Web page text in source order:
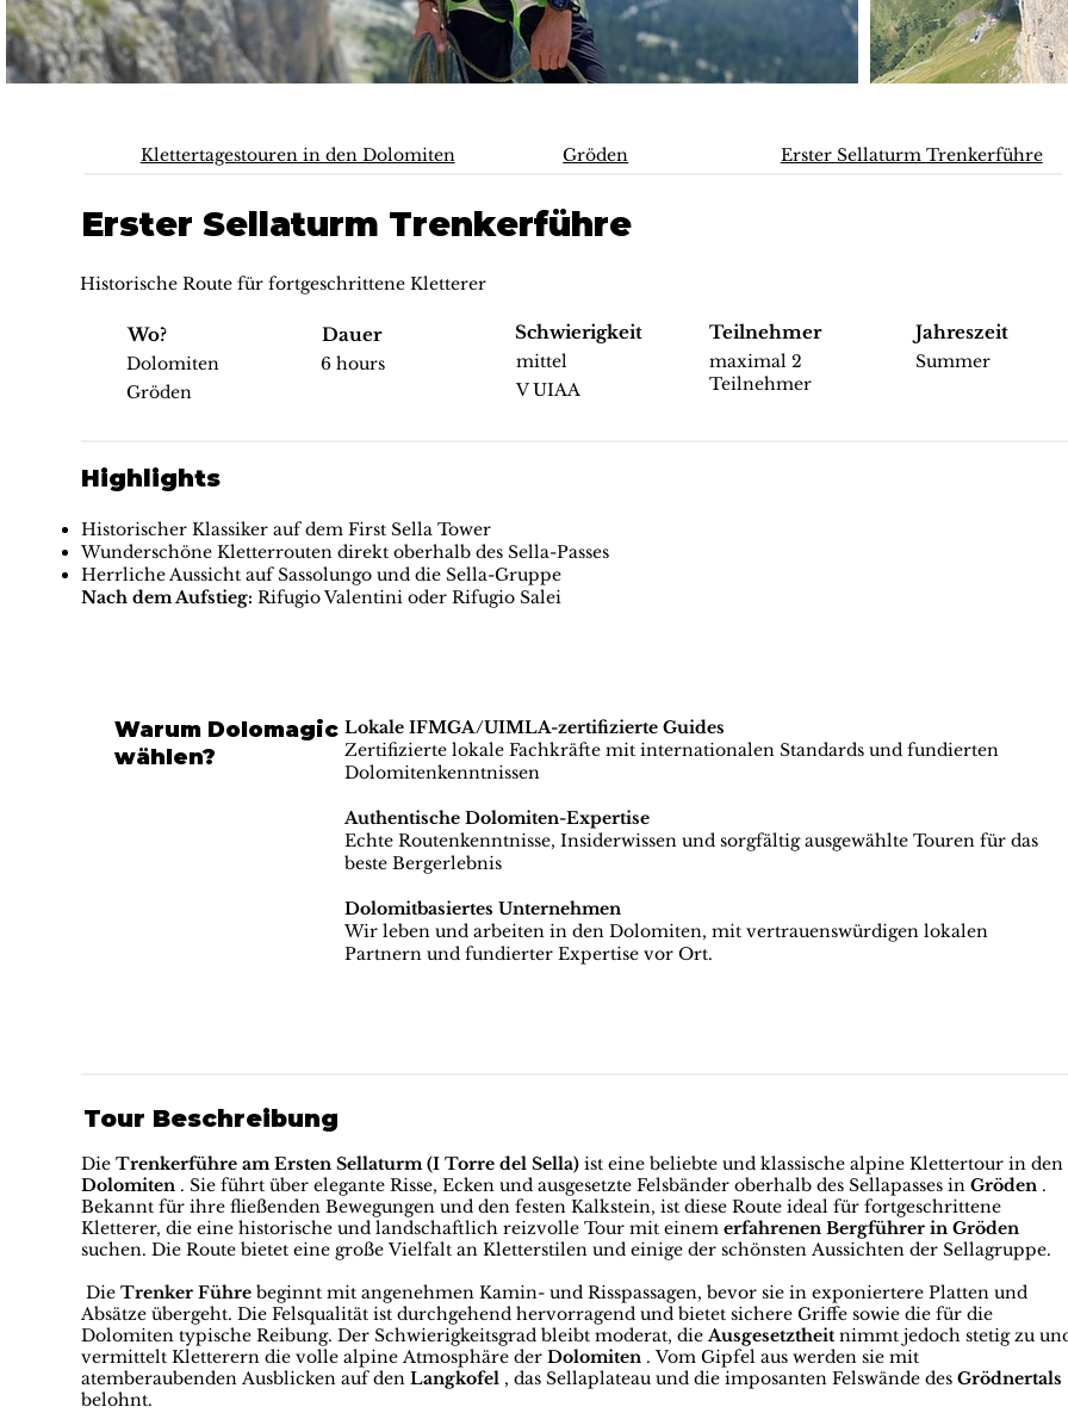
Klettertagestouren in den Dolomiten Gröden Erster Sellaturm Trenkerführe
Erster Sellaturm Trenkerführe
Historische Route für fortgeschrittene Kletterer
Wo?
Dolomiten
Gröden
Dauer
6 hours
Schwierigkeit
mittel
V UIAA
Teilnehmer
maximal 2
Teilnehmer
Jahreszeit
Summer
Highlights
Historischer Klassiker auf dem First Sella Tower
Wunderschöne Kletterrouten direkt oberhalb des Sella-Passes
Herrliche Aussicht auf Sassolungo und die Sella-Gruppe
Nach dem Aufstieg: Rifugio Valentini oder Rifugio Salei
Warum Dolomagic
wählen?
Lokale IFMGA/UIMLA-zertifizierte Guides
Zertifizierte lokale Fachkräfte mit internationalen Standards und fundierten
Dolomitenkenntnissen
Authentische Dolomiten-Expertise
Echte Routenkenntnisse, Insiderwissen und sorgfältig ausgewählte Touren für das
beste Bergerlebnis
Dolomitbasiertes Unternehmen
Wir leben und arbeiten in den Dolomiten, mit vertrauenswürdigen lokalen
Partnern und fundierter Expertise vor Ort.
Tour Beschreibung
DieTrenkerführe am Ersten Sellaturm (I Torre del Sella) ist eine beliebte und klassische alpine Klettertour in den
Dolomiten . Sie führt über elegante Risse, Ecken und ausgesetzte Felsbänder oberhalb des Sellapasses inGröden .
Bekannt für ihre fließenden Bewegungen und den festen Kalkstein, ist diese Route ideal für fortgeschrittene
Kletterer, die eine historische und landschaftlich reizvolle Tour mit einemerfahrenen Bergführer in Gröden
suchen. Die Route bietet eine große Vielfalt an Kletterstilen und einige der schönsten Aussichten der Sellagruppe.
DieTrenker Führe beginnt mit angenehmen Kamin- und Risspassagen, bevor sie in exponiertere Platten und
Absätze übergeht. Die Felsqualität ist durchgehend hervorragend und bietet sichere Griffe sowie die für die
Dolomiten typische Reibung. Der Schwierigkeitsgrad bleibt moderat, dieAusgesetztheit nimmt jedoch stetig zu
vermittelt Kletterern die volle alpine Atmosphäre derDolomiten . Vom Gipfel aus werden sie mit
atemberaubenden Ausblicken auf denLangkofel , das Sellaplateau und die imposanten Felswände desGrödnertals
belohnt.